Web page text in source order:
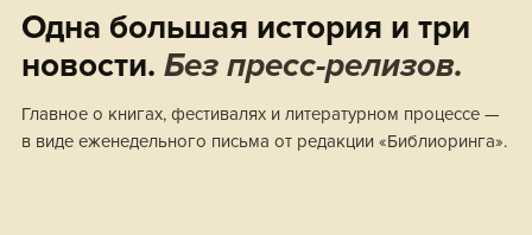
Одна большая история и три
новости. Без пресс-релизов.
Главное о книгах, фестивалях и литературном процессе —
в виде еженедельного письма от редакции «Библиоринга».